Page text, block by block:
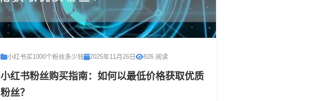
小红书买1000个粉丝多少钱 2025年11月26日 826 阅读
小红书粉丝购买指南：如何以最低价格获取优质
粉丝？